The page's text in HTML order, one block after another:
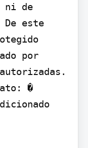
ni de
este
por
�